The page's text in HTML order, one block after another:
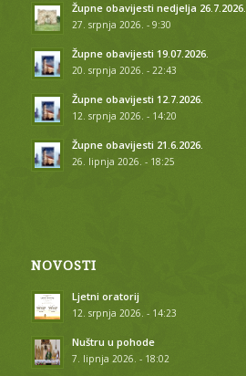
Župne obavijesti nedjelja 26.7.2026.
27. srpnja 2026. - 9:30
Župne obavijesti 19.07.2026.
20. srpnja 2026. - 22:43
Župne obavijesti 12.7.2026.
12. srpnja 2026. - 14:20
Župne obavijesti 21.6.2026.
26. lipnja 2026. - 18:25
NOVOSTI
Ljetni oratorij
12. srpnja 2026. - 14:23
Nuštru u pohode
7. lipnja 2026. - 18:02